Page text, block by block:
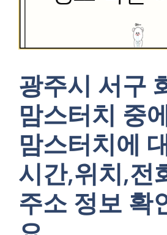
광주시 서구
맘스터치 중
맘스터치에
시간,위치,전
주소 정보 확